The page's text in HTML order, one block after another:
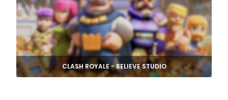
CLASH ROYALE - BELIEVE STUDIO